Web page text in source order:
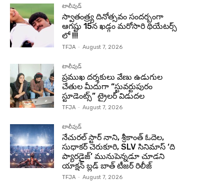
టాలీవుడ్
స్వాతంత్ర్య దినోత్సవం సందర్బంగా
ఆగష్టు 15న ఖడ్గం మరోసారి థియేటర్స్
లో !!!
TFJA - August 7, 2026
టాలీవుడ్
ప్రముఖ దర్శకులు వేణు ఉడుగుల
చేతుల మీదుగా “స్టువర్టుపురం
స్టూడెంట్స్” ట్రైలర్ విడుదల
TFJA - August 7, 2026
టాలీవుడ్
నేచురల్ స్టార్ నాని, శ్రీకాంత్ ఓదెల,
సుధాకర్ చెరుకూరి, SLV సినిమాస్ ‘ది
ప్యారడైజ్’ మునుపెన్నడూ చూడని
యాక్షన్ బ్లడ్ బాత్ టీజర్ రిలీజ్
TFJA - August 7, 2026